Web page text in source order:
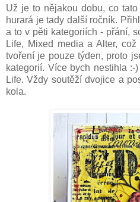
Už je to nějakou dobu, co tato
hurará je tady další ročník.
a to v pěti kategoriích - přání,
Life, Mixed media a Alter,
tvoření je pouze týden, proto
kategorií. Více bych nestihla
Life. Vždy soutěží dvojice a
kola.